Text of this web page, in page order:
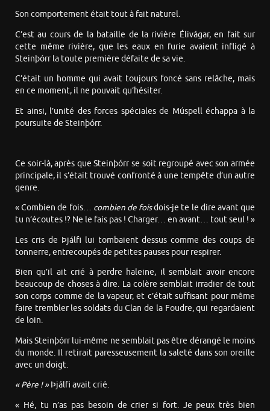
Son comportement était tout à fait naturel.
C’est au cours de la bataille de la rivière Élivágar, en fait sur
cette même rivière, que les eaux en furie avaient infligé à
Steinþórr la toute première défaite de sa vie.
C’était un homme qui avait toujours foncé sans relâche, mais
en ce moment, il ne pouvait qu’hésiter.
Et ainsi, l’unité des forces spéciales de Múspell échappa à la
poursuite de Steinþórr.
Ce soir-là, après que Steinþórr se soit regroupé avec son armée
principale, il s’était trouvé confronté à une tempête d’un autre
genre.
« Combien de fois… combien de foisdois-je te le dire avant que
tu n’écoutes !? Ne le fais pas ! Charger… en avant… tout seul ! »
Les cris de Þjálfi lui tombaient dessus comme des coups de
tonnerre, entrecoupés de petites pauses pour respirer.
Bien qu’il ait crié à perdre haleine, il semblait avoir encore
beaucoup de choses à dire. La colère semblait irradier de tout
son corps comme de la vapeur, et c’était suffisant pour même
faire trembler les soldats du Clan de la Foudre, qui regardaient
de loin.
Mais Steinþórr lui-même ne semblait pas être dérangé le moins
du monde. Il retirait paresseusement la saleté dans son oreille
avec un doigt.
« Père ! » Þjálfi avait crié.
« Hé, tu n’as pas besoin de crier si fort. Je peux très bien